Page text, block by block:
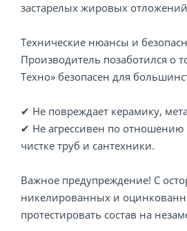
застарелых жировых
Технические нюансы и
Производитель позаботился
Техно» безопасен для
✔ Не повреждает керамику,
✔ Не агрессивен по отношению
чистке труб и сантехники.
Важное предупреждение! С
никелированных и
протестировать состав на